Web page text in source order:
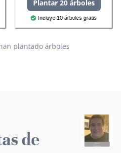
Plantar 20 árboles
Incluye 10 árboles gratis
plantado árboles
de